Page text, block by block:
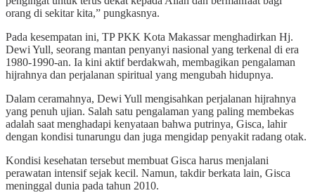
orang di sekitar kita,” pungkasnya.
Pada kesempatan ini, TP PKK Kota Makassar menghadirkan Hj.
Dewi Yull, seorang mantan penyanyi nasional yang terkenal di era
1980-1990-an. Ia kini aktif berdakwah, membagikan pengalaman
hijrahnya dan perjalanan spiritual yang mengubah hidupnya.
Dalam ceramahnya, Dewi Yull mengisahkan perjalanan hijrahnya
yang penuh ujian. Salah satu pengalaman yang paling membekas
adalah saat menghadapi kenyataan bahwa putrinya, Gisca, lahir
dengan kondisi tunarungu dan juga mengidap penyakit radang otak.
Kondisi kesehatan tersebut membuat Gisca harus menjalani
perawatan intensif sejak kecil. Namun, takdir berkata lain, Gisca
meninggal dunia pada tahun 2010.